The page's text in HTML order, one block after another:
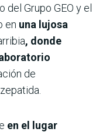
del Grupo GEO y el
en una lujosa
, donde
de
en el lugar